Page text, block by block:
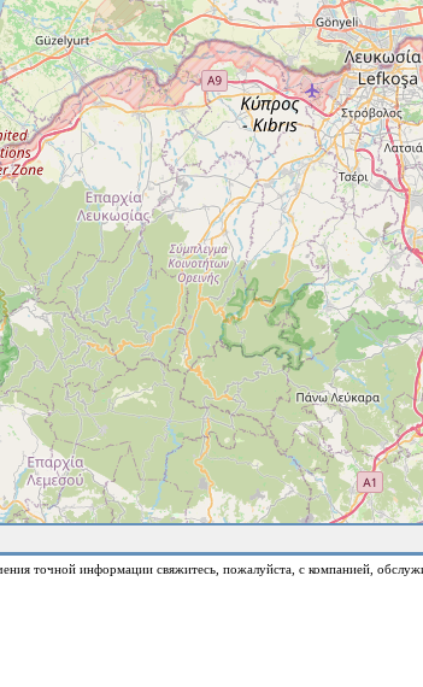
точной информации свяжитесь, пожалуйста, с компанией,